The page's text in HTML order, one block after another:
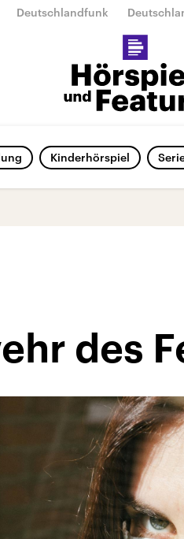
Deutschlandfunk
Kinderhörspiel
des